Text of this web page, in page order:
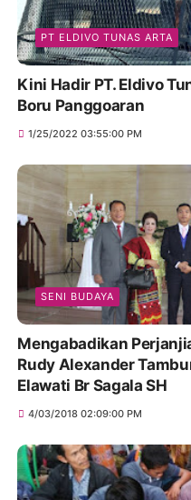
PT ELDIVO TUNAS ARTA
Kini Hadir PT. Eldivo
Boru Panggoaran
1/25/2022 03:55:00 PM
SENI BUDAYA
Mengabadikan
Rudy Alexander
Elawati Br Sagala SH
4/03/2018 02:09:00 PM